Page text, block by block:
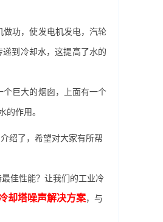
功，使发电机发电，汽轮
到冷却水，这提高了水的
巨大的烟囱，上面有一个
作用。
绍了，希望对大家有所帮
佳性能？让我们的工业冷
却塔噪声解决方案，与